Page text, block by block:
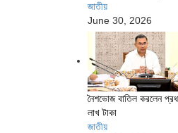
জাতীয়
June 30, 2026
নৈশভোজ বাতিল করলেন
লাখ টাকা
জাতীয়